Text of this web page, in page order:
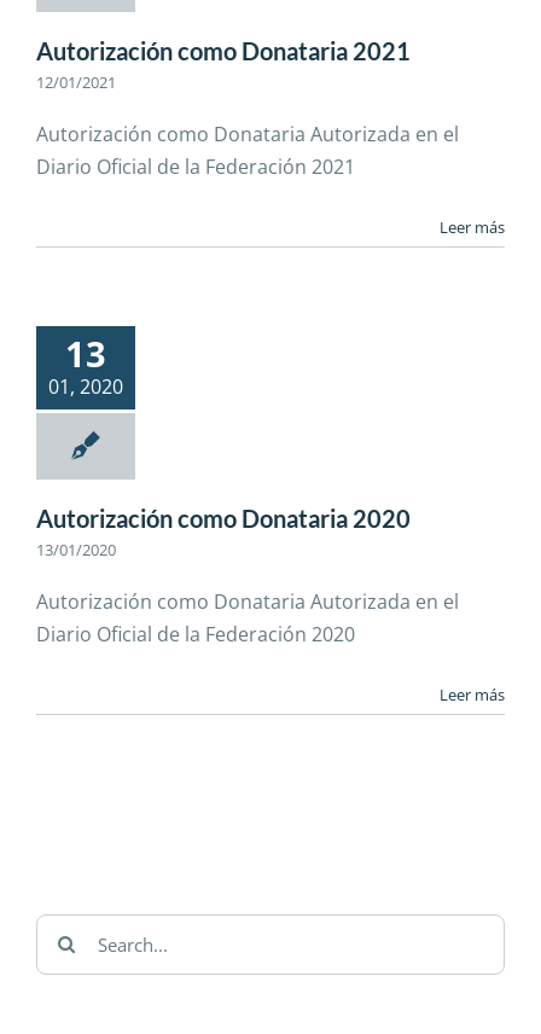
Autorización como Donataria 2021
12/01/2021
Autorización como Donataria Autorizada en el
Diario Oficial de la Federación 2021
Leer más
13
01, 2020
Autorización como Donataria 2020
13/01/2020
Autorización como Donataria Autorizada en el
Diario Oficial de la Federación 2020
Leer más
Search
for: